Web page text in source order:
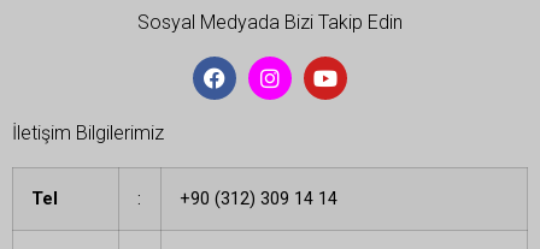
Sosyal Medyada Bizi Takip Edin
İletişim Bilgilerimiz
Tel : +90 (312) 309 14 14